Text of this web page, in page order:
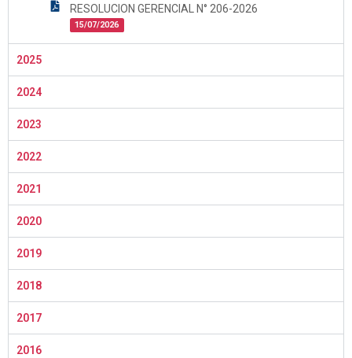
RESOLUCION GERENCIAL N° 206-2026
15/07/2026
2025
2024
2023
2022
2021
2020
2019
2018
2017
2016